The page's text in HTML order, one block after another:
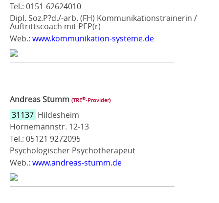
Tel.: 0151-62624010
Dipl. Soz.P?d./-arb. (FH) Kommunikationstrainerin /
Auftrittscoach mit PEP(r)
Web.: www.kommunikation-systeme.de
Andreas Stumm (TRE®‑Provider)
31137 Hildesheim
Hornemannstr. 12-13
Tel.: 05121 9272095
Psychologischer Psychotherapeut
Web.: www.andreas-stumm.de